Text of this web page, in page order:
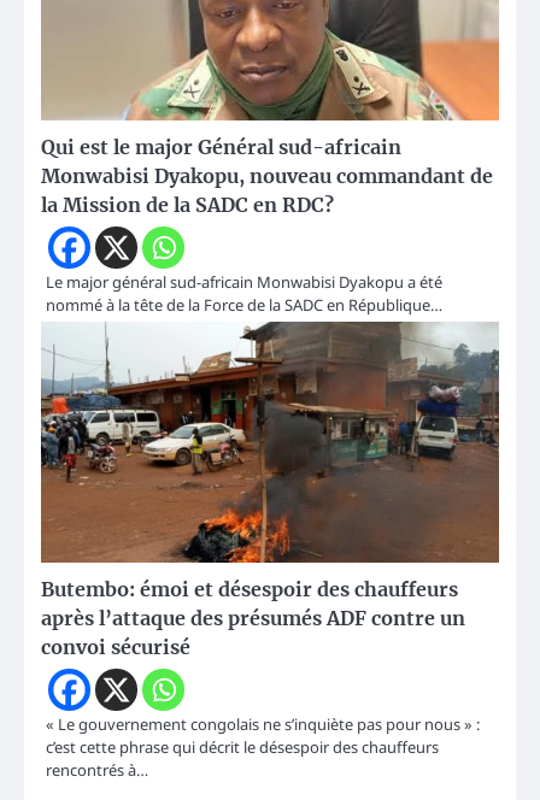
Qui est le major Général sud-africain
Monwabisi Dyakopu, nouveau commandant de
la Mission de la SADC en RDC?
Le major général sud-africain Monwabisi Dyakopu a été
nommé à la tête de la Force de la SADC en République…
Butembo: émoi et désespoir des chauffeurs
après l’attaque des présumés ADF contre un
convoi sécurisé
« Le gouvernement congolais ne s’inquiète pas pour nous » :
c’est cette phrase qui décrit le désespoir des chauffeurs
rencontrés à…